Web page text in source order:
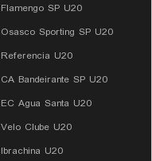
Flamengo SP U20
Osasco Sporting SP U20
Referencia U20
CA Bandeirante SP U20
EC Agua Santa U20
Velo Clube U20
Ibrachina U20